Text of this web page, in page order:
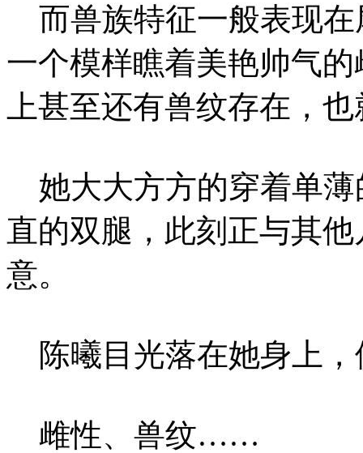
而兽族特征一般表现在
一个模样瞧着美艳帅气
上甚至还有兽纹存在，
她大大方方的穿着单薄
直的双腿，此刻正与其
意。
陈曦目光落在她身上，
雌性、兽纹……